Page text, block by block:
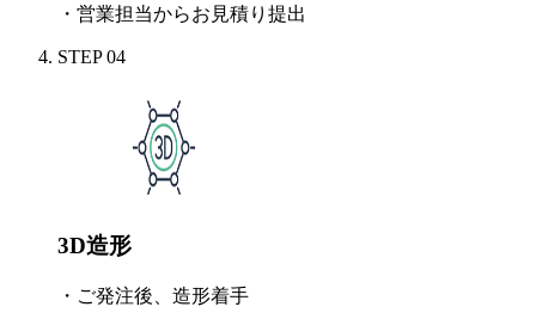
・営業担当からお見積り提出
STEP 04
3D造形
・ご発注後、造形着手